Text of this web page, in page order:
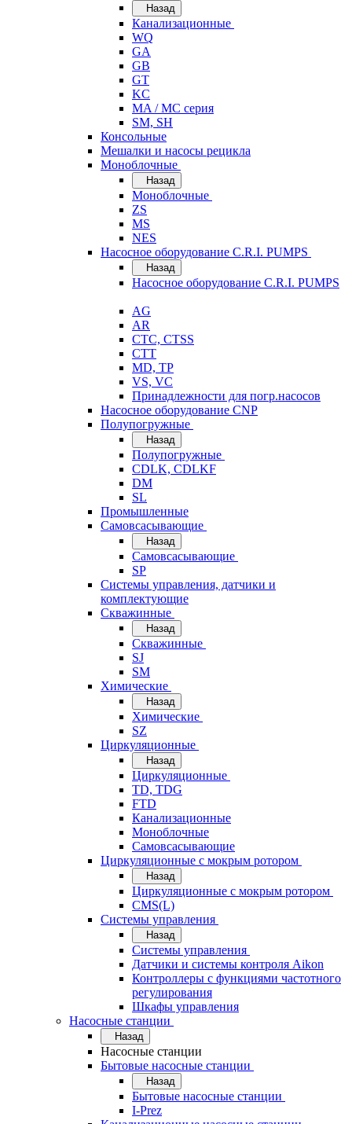
Назад
Канализационные
WQ
GA
GB
GT
KC
MA / MC серия
SM, SH
Консольные
Мешалки и насосы рецикла
Моноблочные
Назад
Моноблочные
ZS
MS
NES
Насосное оборудование C.R.I. PUMPS
Назад
Насосное оборудование C.R.I. PUMPS
AG
AR
CTC, CTSS
CTT
MD, TP
VS, VC
Принадлежности для погр.насосов
Насосное оборудование CNP
Полупогружные
Назад
Полупогружные
CDLK, CDLKF
DM
SL
Промышленные
Самовсасывающие
Назад
Самовсасывающие
SP
Системы управления, датчики и
комплектующие
Скважинные
Назад
Скважинные
SJ
SM
Химические
Назад
Химические
SZ
Циркуляционные
Назад
Циркуляционные
TD, TDG
FTD
Канализационные
Моноблочные
Самовсасывающие
Циркуляционные с мокрым ротором
Назад
Циркуляционные с мокрым ротором
CMS(L)
Системы управления
Назад
Системы управления
Датчики и системы контроля Aikon
Контроллеры с функциями частотного
регулирования
Шкафы управления
Насосные станции
Назад
Насосные станции
Бытовые насосные станции
Назад
Бытовые насосные станции
I-Prez